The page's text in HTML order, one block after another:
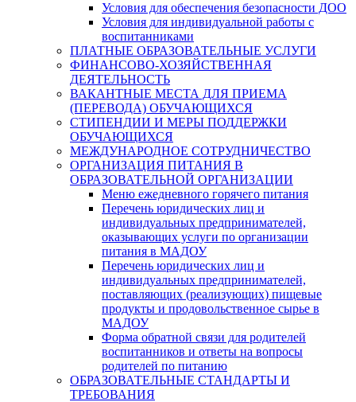
Условия для обеспечения безопасности ДОО
Условия для индивидуальной работы с
воспитанниками
ПЛАТНЫЕ ОБРАЗОВАТЕЛЬНЫЕ УСЛУГИ
ФИНАНСОВО-ХОЗЯЙСТВЕННАЯ
ДЕЯТЕЛЬНОСТЬ
ВАКАНТНЫЕ МЕСТА ДЛЯ ПРИЕМА
(ПЕРЕВОДА) ОБУЧАЮЩИХСЯ
СТИПЕНДИИ И МЕРЫ ПОДДЕРЖКИ
ОБУЧАЮЩИХСЯ
МЕЖДУНАРОДНОЕ СОТРУДНИЧЕСТВО
ОРГАНИЗАЦИЯ ПИТАНИЯ В
ОБРАЗОВАТЕЛЬНОЙ ОРГАНИЗАЦИИ
Меню ежедневного горячего питания
Перечень юридических лиц и
индивидуальных предпринимателей,
оказывающих услуги по организации
питания в МАДОУ
Перечень юридических лиц и
индивидуальных предпринимателей,
поставляющих (реализующих) пищевые
продукты и продовольственное сырье в
МАДОУ
Форма обратной связи для родителей
воспитанников и ответы на вопросы
родителей по питанию
ОБРАЗОВАТЕЛЬНЫЕ СТАНДАРТЫ И
ТРЕБОВАНИЯ